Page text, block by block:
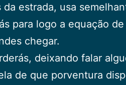
da estrada, usa
para logo a equação
chegar.
deixando falar
de que porventura